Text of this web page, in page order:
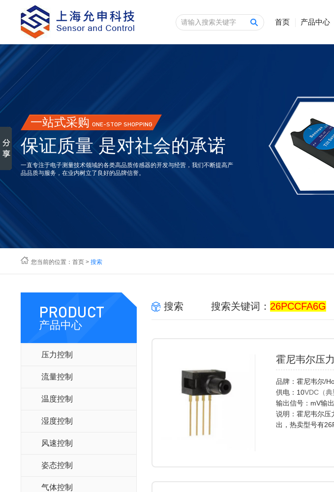
首页 产品中心
一站式采购 ONE-STOP SHOPPING
保证质量 是对社会的承诺
一直专注于电子测量技术领域的各类高品质传感器的开发与经营，我们不断提高产
品品质与服务，在业内树立了良好的品牌信誉。
您当前的位置： 首页 > 搜索
PRODUCT
产品中心
压力控制
流量控制
温度控制
湿度控制
风速控制
姿态控制
气体控制
搜索 搜索关键词： 26PCCFA6G
霍尼韦尔压
品牌：霍尼韦尔/
供电：10VDC（典
输出信号：mV输出
说明：霍尼韦尔压
出，热卖型号有